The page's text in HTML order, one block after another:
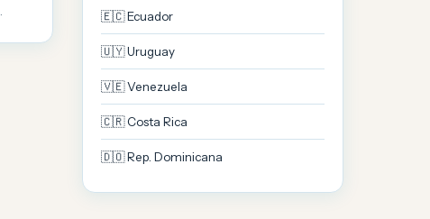
🇪🇨 Ecuador
🇺🇾 Uruguay
🇻🇪 Venezuela
🇨🇷 Costa Rica
🇩🇴 Rep. Dominicana